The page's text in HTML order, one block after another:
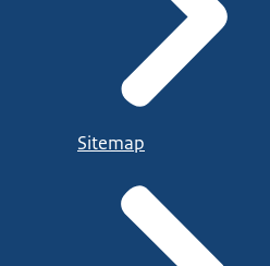
Sitemap